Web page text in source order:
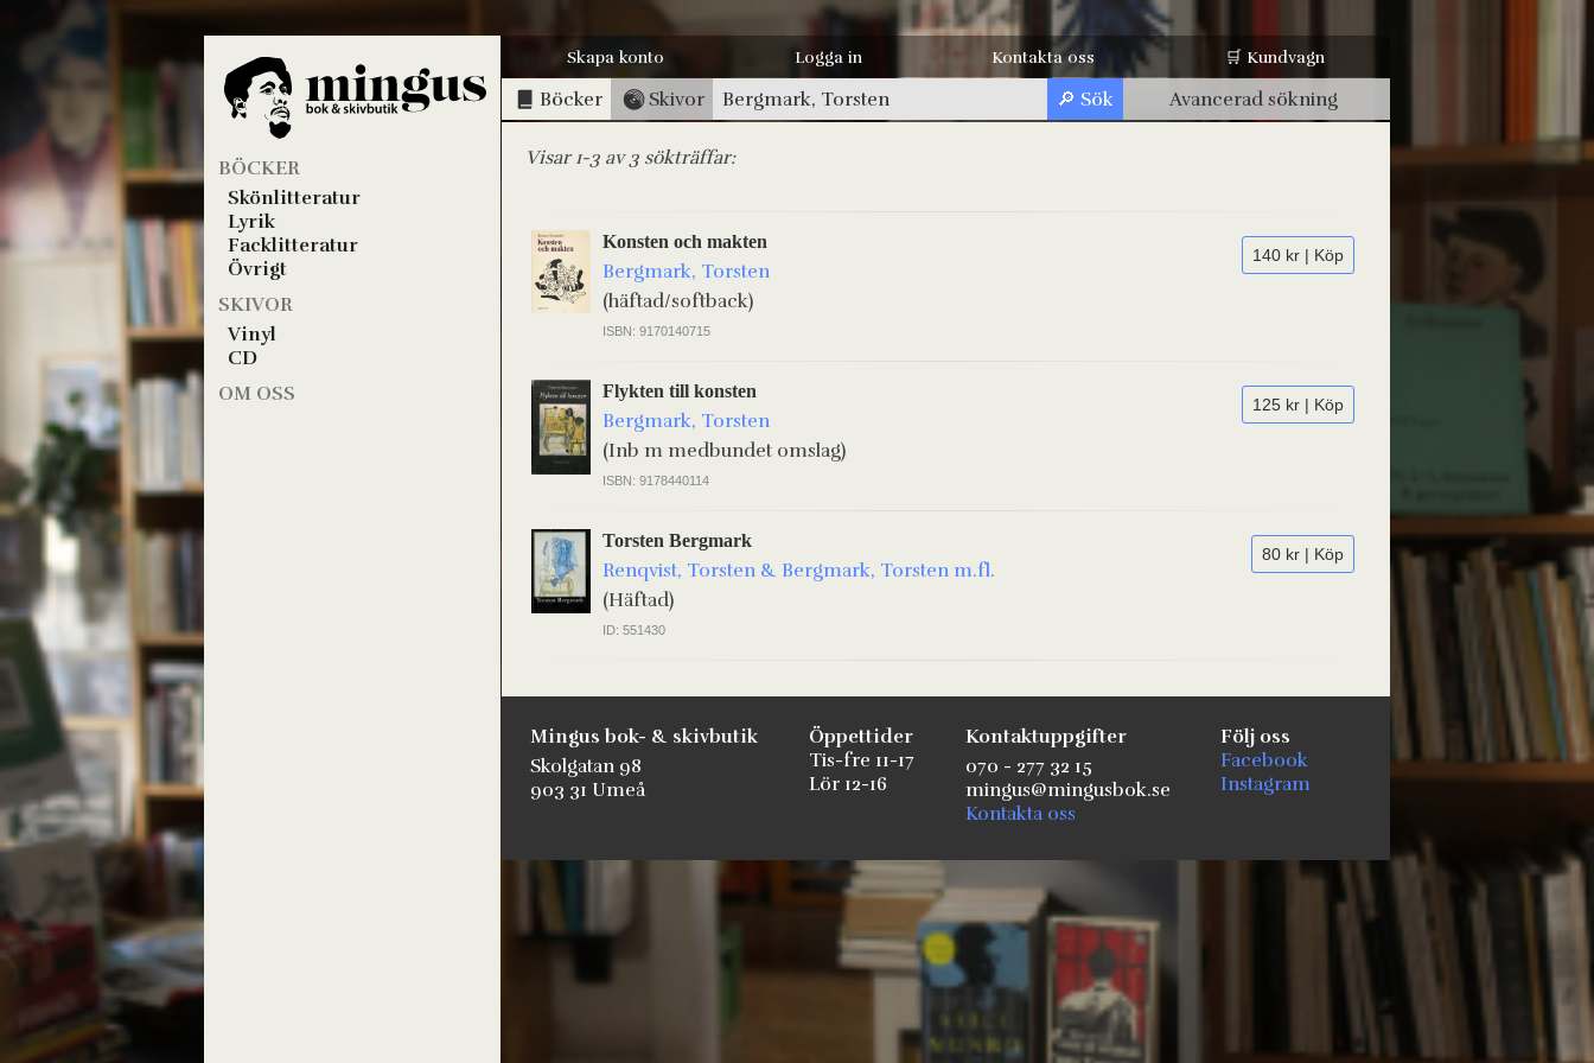
BÖCKER
Skönlitteratur
Lyrik
Facklitteratur
Övrigt
SKIVOR
Vinyl
CD
OM OSS
Skapa konto Logga in Kontakta oss 🛒 Kundvagn
Böcker Skivor Avancerad sökning
Visar 1-3 av 3 sökträffar:
140 kr | Köp
Konsten och makten
Bergmark, Torsten
(häftad/softback)
ISBN: 9170140715
125 kr | Köp
Flykten till konsten
Bergmark, Torsten
(Inb m medbundet omslag)
ISBN: 9178440114
80 kr | Köp
Torsten Bergmark
Renqvist, Torsten & Bergmark, Torsten m.fl.
(Häftad)
ID: 551430
Mingus bok- & skivbutik
Skolgatan 98
903 31 Umeå
Öppettider
Tis-fre 11-17
Lör 12-16
Kontaktuppgifter
070 - 277 32 15
mingus@mingusbok.se
Kontakta oss
Följ oss
Facebook
Instagram